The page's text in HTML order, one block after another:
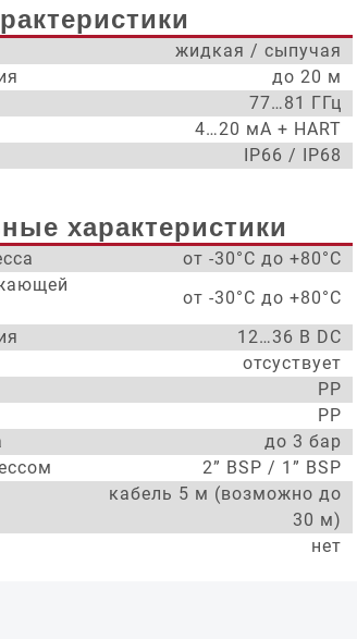
жидкая / сыпучая
до 20 м
77…81 ГГц
4…20 мА + HART
IP66 / IP68
характеристики
от -30°С до +80°С
от -30°С до +80°С
12…36 В DC
отсуствует
PP
PP
до 3 бар
2” BSP / 1” BSP
кабель 5 м (возможно до
30 м)
нет